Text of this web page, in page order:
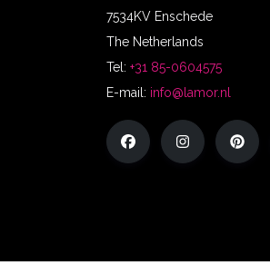
7534KV Enschede
The Netherlands
Tel: +31 85-0604575
E-mail: info@lamor.nl